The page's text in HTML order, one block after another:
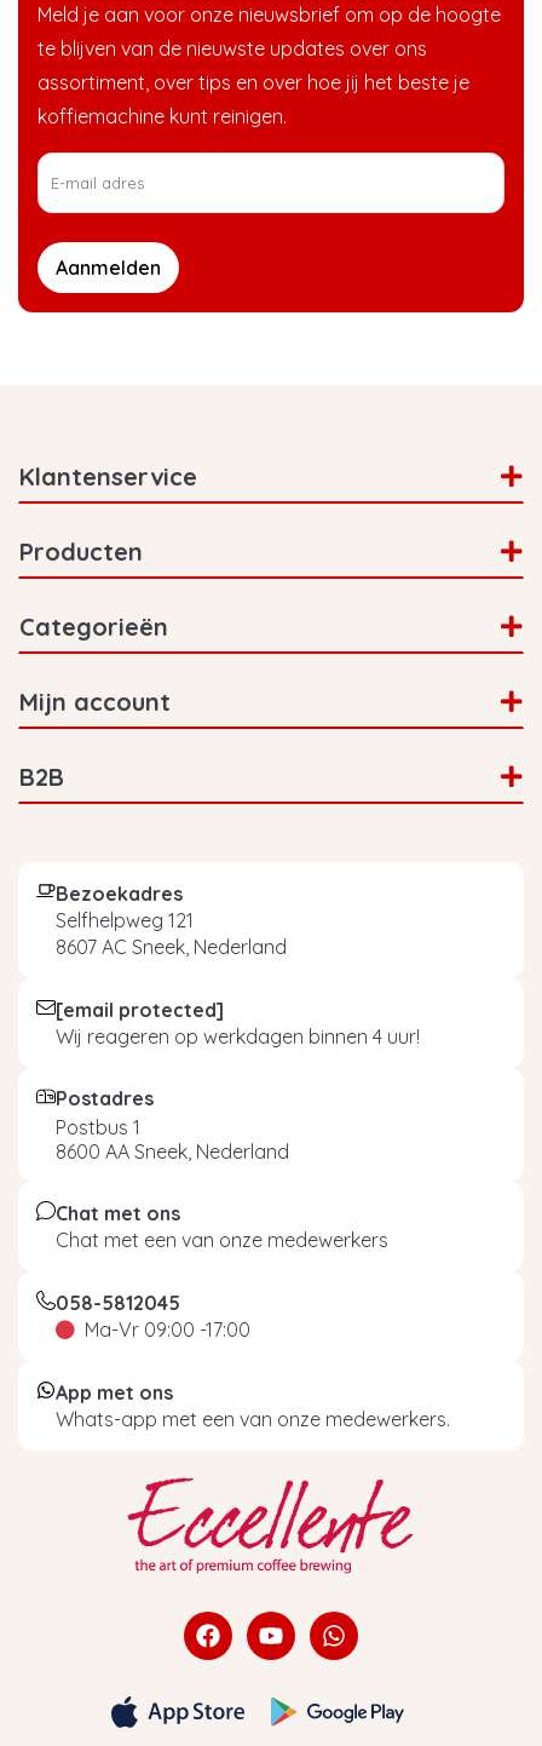
Meld je aan voor onze nieuwsbrief om op de hoogte
te blijven van de nieuwste updates over ons
assortiment, over tips en over hoe jij het beste je
koffiemachine kunt reinigen.
Aanmelden
Klantenservice
Producten
Categorieën
Mijn account
B2B
Bezoekadres
Selfhelpweg 121
8607 AC Sneek, Nederland
[email protected]
Wij reageren op werkdagen binnen 4 uur!
Postadres
Postbus 1
8600 AA Sneek, Nederland
Chat met ons
Chat met een van onze medewerkers
058-5812045
Ma-Vr 09:00 -17:00
App met ons
Whats-app met een van onze medewerkers.